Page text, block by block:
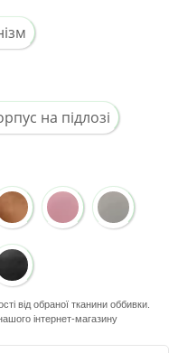
на підлозі
від обраної тканини оббивки.
інтернет-магазину